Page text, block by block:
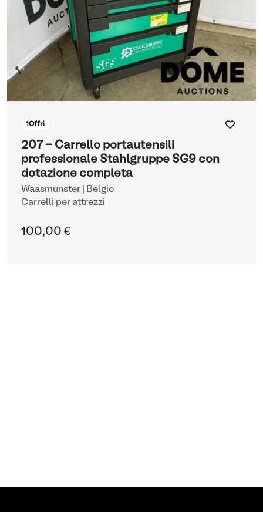
1 Offri
207 - Carrello portautensili
professionale Stahlgruppe SG9 con
dotazione completa
Waasmunster | Belgio
Carrelli per attrezzi
100,00 €